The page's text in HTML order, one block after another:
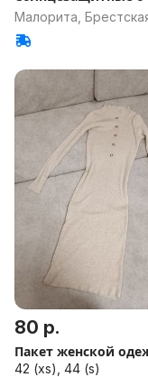
Малорита,
80 р.
Пакет женской
42 (xs), 44 (s)